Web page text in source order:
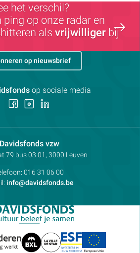
het verschil?
ping op onze radar en
als vrijwilliger bij
Davidsfonds vzwContactpersoon:
79 bus 03.01, 3000 Leuven
016 31 06 00
info@davidsfonds.be
op nieuwsbrief
op sociale media
Volg Volg